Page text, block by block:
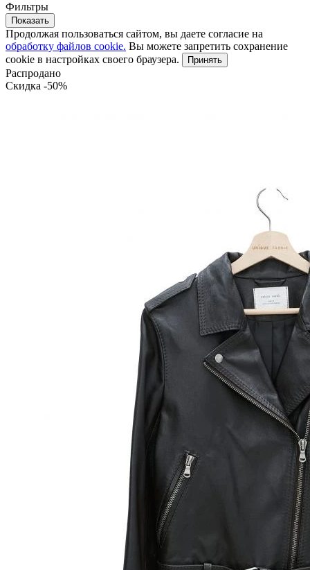
Фильтры
Показать
Продолжая пользоваться сайтом, вы даете согласие на
обработку файлов cookie. Вы можете запретить сохранение
cookie в настройках своего браузера.
Принять
Распродано
Скидка -50%